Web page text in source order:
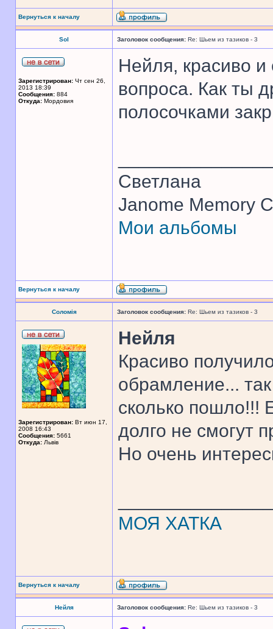
Вернуться к началу
Sol Заголовок сообщения: Re: Шьем из тазиков - 3
Зарегистрирован: Чт сен 26,
2013 18:39
Сообщения: 884
Откуда: Мордовия
Нейля, красиво и
вопроса. Как ты
полосочками
Светлана
Janome Memory
Мои альбомы
Вернуться к началу
Соломія Заголовок сообщения: Re: Шьем из тазиков - 3
Зарегистрирован: Вт июн 17,
2008 16:43
Сообщения: 5661
Откуда: Львів
Нейля
Красиво
обрамление...
сколько пошло!!!
долго не смогут
Но очень
МОЯ ХАТКА
Вернуться к началу
Нейля Заголовок сообщения: Re: Шьем из тазиков - 3